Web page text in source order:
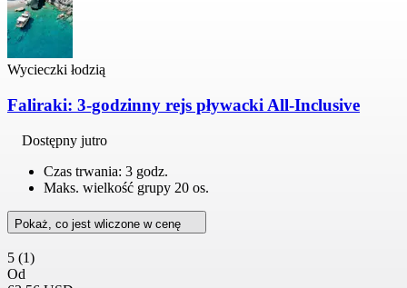
Wycieczki łodzią
Faliraki: 3-godzinny rejs pływacki All-Inclusive
Dostępny jutro
Czas trwania: 3 godz.
Maks. wielkość grupy 20 os.
Pokaż, co jest wliczone w cenę
5 (1)
Od